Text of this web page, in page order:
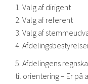
1. Valg af dirigent
2. Valg af referent
3. Valg af
4.
5. Afdelingens
til orientering – Er på